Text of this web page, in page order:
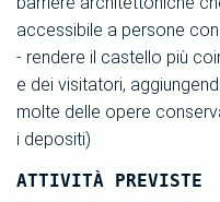
accessibile a persone
- rendere il castello più
e dei visitatori,
molte delle opere
i depositi)
ATTIVITÀ PREVISTE